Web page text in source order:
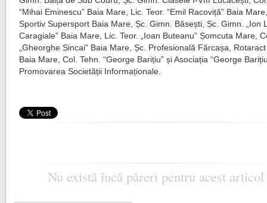
“Mihai Eminescu” Baia Mare, Lic. Teor. “Emil Racoviță” Baia
Sportiv Supersport Baia Mare, Șc. Gimn. Băsești, Șc. Gimn. „Ion
Caragiale” Baia Mare, Lic. Teor. „Ioan Buteanu” Șomcuta Mare,
„Gheorghe Ṣincai” Baia Mare, Șc. Profesională Fărcașa,
Baia Mare, Col. Tehn. “George Barițiu” și Asociația “George
Promovarea Societății Informaționale.
Nu există încă păreri pentru acest articol